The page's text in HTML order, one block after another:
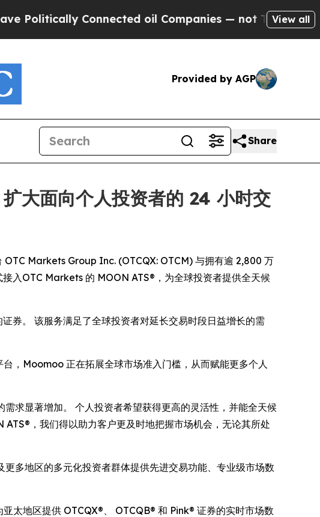
Connected oil Companies — not Taxpayers — the
View all
Provided by AGP
Share
大面向个人投资者的 24 小时交
Markets Group Inc. (OTCQX: OTCM) 与拥有逾 2,800 万
入OTC Markets 的 MOON ATS®，为全球投资者提供全天候
券。 该服务满足了全球投资者对延长交易时段日益增长的需
，Moomoo 正在拓展全球市场准入门槛，从而赋能更多个人
求显著增加。 个人投资者希望获得更高的灵活性，并能全天候
，我们得以助力客户更及时地把握市场机会，无论其所处
多地区的多元化投资者群体提供先进交易功能、专业级市场数
太地区提供 OTCQX®、 OTCQB® 和 Pink® 证券的实时市场数